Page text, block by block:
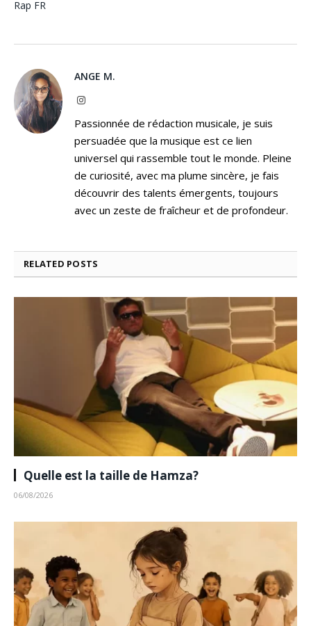
Rap FR
ANGE M.
Instagram
Passionnée de rédaction musicale, je suis
persuadée que la musique est ce lien
universel qui rassemble tout le monde. Pleine
de curiosité, avec ma plume sincère, je fais
découvrir des talents émergents, toujours
avec un zeste de fraîcheur et de profondeur.
RELATED POSTS
Quelle est la taille de Hamza?
06/08/2026